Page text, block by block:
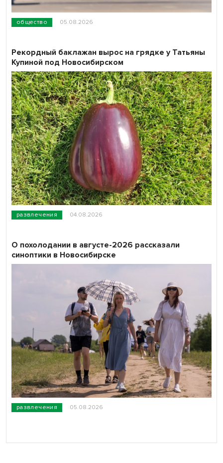
общество 05.08.2026
развлечения 04.08.2026
Рекордный баклажан вырос на грядке у Татьяны
Купиной под Новосибирском
развлечения 05.08.2026
О похолодании в августе-2026 рассказали
синоптики в Новосибирске